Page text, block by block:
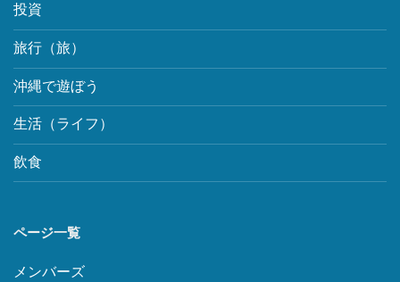
投資
旅行（旅）
沖縄で遊ぼう
生活（ライフ）
飲食
ページ一覧
メンバーズ